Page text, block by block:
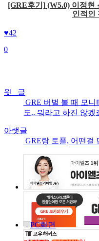
[GRE후기] (W5.0) 이정현
인적인
♥42
0
윗 글
GRE 버벌 볼 때 모
도.. 뭐라고 하진 않겠
아랫글
GRE랑 토플, 어떤걸
PC화면